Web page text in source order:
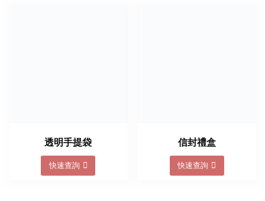
透明手提袋
快速查詢
信封禮盒
快速查詢